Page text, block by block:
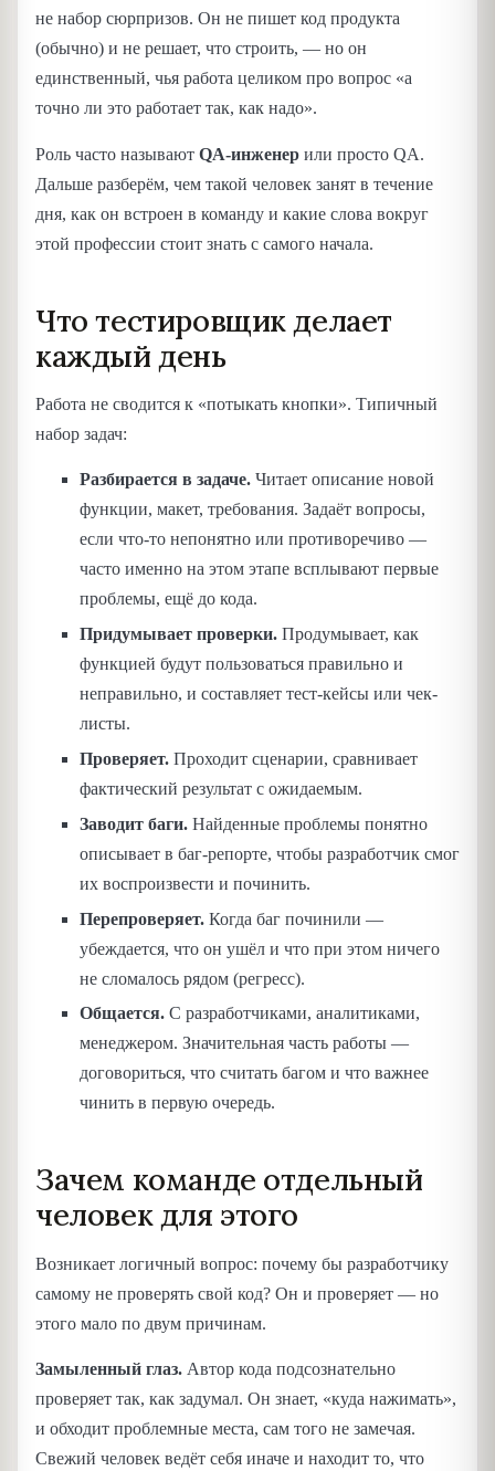
не набор сюрпризов. Он не пишет код продукта
(обычно) и не решает, что строить, — но он
единственный, чья работа целиком про вопрос «а
точно ли это работает так, как надо».
Роль часто называют QA-инженер или просто QA.
Дальше разберём, чем такой человек занят в течение
дня, как он встроен в команду и какие слова вокруг
этой профессии стоит знать с самого начала.
Что тестировщик делает
каждый день
Работа не сводится к «потыкать кнопки». Типичный
набор задач:
Разбирается в задаче. Читает описание новой
функции, макет, требования. Задаёт вопросы,
если что-то непонятно или противоречиво —
часто именно на этом этапе всплывают первые
проблемы, ещё до кода.
Придумывает проверки. Продумывает, как
функцией будут пользоваться правильно и
неправильно, и составляет тест-кейсы или чек-
листы.
Проверяет. Проходит сценарии, сравнивает
фактический результат с ожидаемым.
Заводит баги. Найденные проблемы понятно
описывает в баг-репорте, чтобы разработчик смог
их воспроизвести и починить.
Перепроверяет. Когда баг починили —
убеждается, что он ушёл и что при этом ничего
не сломалось рядом (регресс).
Общается. С разработчиками, аналитиками,
менеджером. Значительная часть работы —
договориться, что считать багом и что важнее
чинить в первую очередь.
Зачем команде отдельный
человек для этого
Возникает логичный вопрос: почему бы разработчику
самому не проверять свой код? Он и проверяет — но
этого мало по двум причинам.
Замыленный глаз. Автор кода подсознательно
проверяет так, как задумал. Он знает, «куда нажимать»,
и обходит проблемные места, сам того не замечая.
Свежий человек ведёт себя иначе и находит то, что